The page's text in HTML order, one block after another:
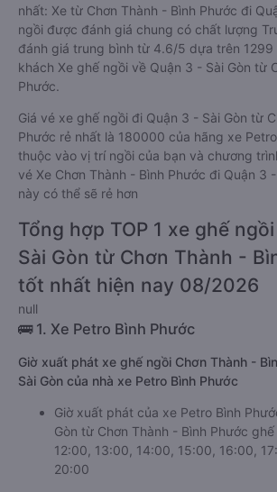
nhất: Xe từ Chơn Thành - Bình Phước đi
ngồi được đánh giá chung có chất lượng
đánh giá trung bình từ 4.6/5 dựa trên 1299
khách Xe ghế ngồi về Quận 3 - Sài Gòn từ
Phước.
Giá vé xe ghế ngồi đi Quận 3 - Sài Gòn từ
Phước rẻ nhất là 180000 của hãng xe
thuộc vào vị trí ngồi của bạn và chương
vé Xe Chơn Thành - Bình Phước đi Quận 3
này có thể sẽ rẻ hơn
Tổng hợp TOP 1 xe ghế
Sài Gòn từ Chơn Thành -
tốt nhất hiện nay 08/2026
null
🚌 1. Xe Petro Bình Phước
Giờ xuất phát xe ghế ngồi Chơn Thành -
Sài Gòn của nhà xe Petro Bình Phước
Giờ xuất phát của xe Petro Bình
Gòn từ Chơn Thành - Bình Phước ghế
12:00, 13:00, 14:00, 15:00, 16:00,
20:00